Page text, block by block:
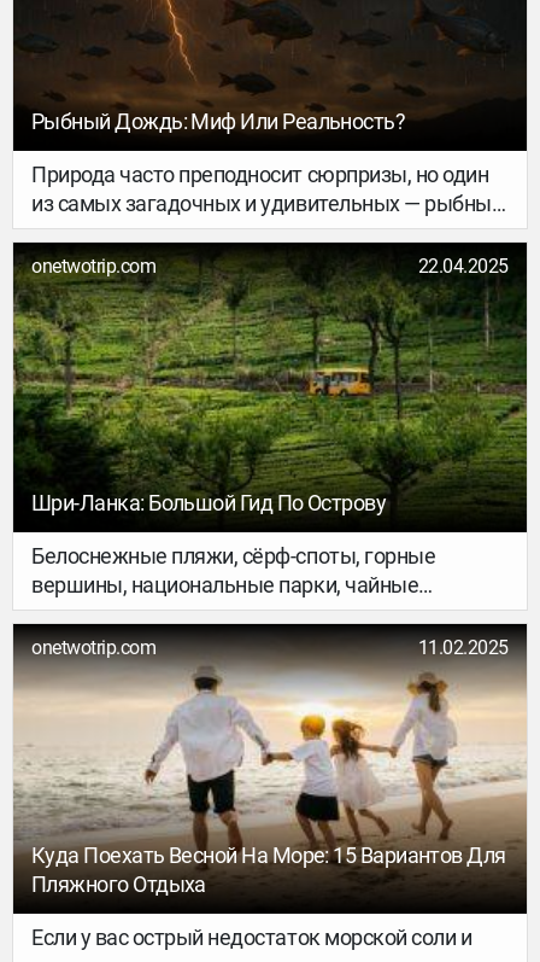
Рыбный Дождь: Миф Или Реальность?
Природа часто преподносит сюрпризы, но один
из самых загадочных и удивительных — рыбный
дождь. Это явление вызывает восхищение и
скепсис одновременно: может ли с неба
действительно падать рыба?
onetwotrip.com 22.04.2025
Шри-Ланка: Большой Гид По Острову
Белоснежные пляжи, сёрф-споты, горные
вершины, национальные парки, чайные
плантации, рисовые террасы и древние города —
всё это удивительным образом умещается на
зелёном острове, ранее известном как Цейлон.
Куда поехать и что посмотреть на Шри-Ланке,
рассказываем в нашем подробном гиде.
onetwotrip.com 11.02.2025
Куда Поехать Весной На Море: 15 Вариантов Для
Пляжного Отдыха
Если у вас острый недостаток морской соли и